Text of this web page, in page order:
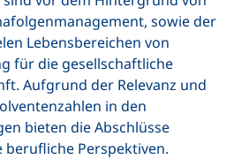
sowie der
Lebensbereichen von
für die gesellschaftliche
Aufgrund der Relevanz und
in den
bieten die Abschlüsse
Perspektiven.